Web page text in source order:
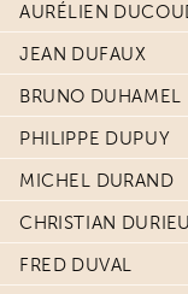
AURÉLIEN
JEAN DUFAUX
BRUNO DUHAMEL
PHILIPPE DUPUY
MICHEL DURAND
CHRISTIAN
FRED DUVAL